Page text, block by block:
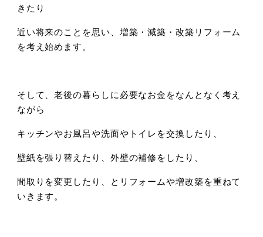
きたり
近い将来のことを思い、増築・減築・改築リフォーム
を考え始めます。
そして、老後の暮らしに必要なお金をなんとなく考え
ながら
キッチンやお風呂や洗面やトイレを交換したり、
壁紙を張り替えたり、外壁の補修をしたり、
間取りを変更したり、とリフォームや増改築を重ねて
いきます。